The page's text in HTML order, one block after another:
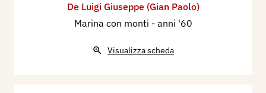
De Luigi Giuseppe (Gian Paolo)
Marina con monti - anni '60
Visualizza scheda